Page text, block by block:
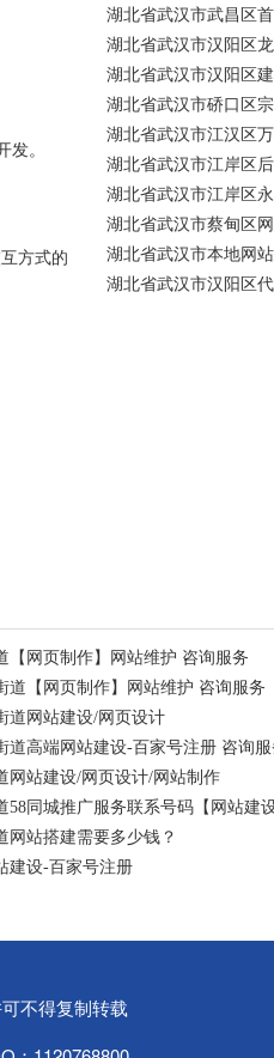
。
方式的
湖北省武汉市硚口区
湖北省武汉市江岸区
湖北省武汉市本地网
【网页制作】网站维护 咨询服务
道【网页制作】网站维护 咨询服务
道网站建设/网页设计
道高端网站建设-百家号注册 咨询服
网站建设/网页设计/网站制作
同城推广服务联系号码【网站建
网站搭建需要多少钱？
建设-百家号注册
不得复制转载